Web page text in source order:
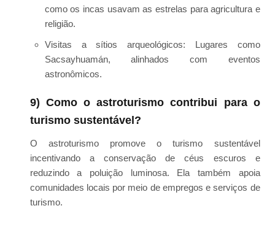
como os incas usavam as estrelas para agricultura e
religião.
Visitas a sítios arqueológicos: Lugares como
Sacsayhuamán, alinhados com eventos
astronômicos.
9) Como o astroturismo contribui para o
turismo sustentável?
O astroturismo promove o turismo sustentável
incentivando a conservação de céus escuros e
reduzindo a poluição luminosa. Ela também apoia
comunidades locais por meio de empregos e serviços de
turismo.